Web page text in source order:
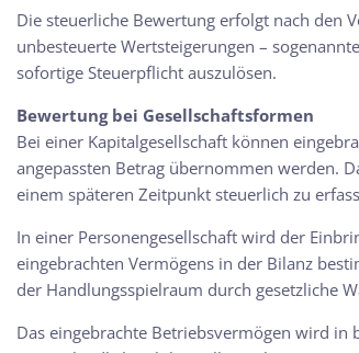
Die steuerliche Bewertung erfolgt nach den
unbesteuerte Wertsteigerungen –
sofortige Steuerpflicht auszulösen.
Bewertung bei Gesellschaftsformen
Bei einer Kapitalgesellschaft können
angepassten Betrag übernommen werden.
einem späteren Zeitpunkt steuerlich zu
In einer Personengesellschaft wird der
eingebrachten Vermögens in der Bilanz
der Handlungsspielraum durch gesetzliche
Das eingebrachte Betriebsvermögen wird in